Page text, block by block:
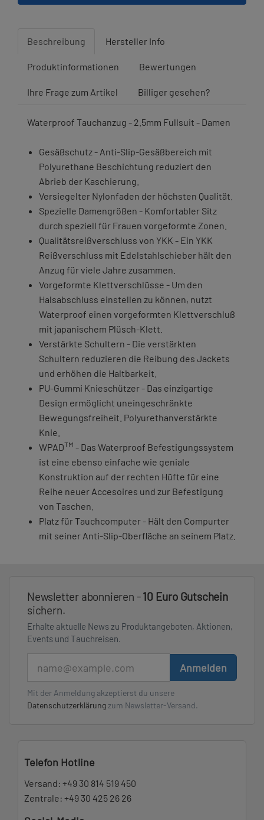
Beschreibung Hersteller Info
Produktinformationen Bewertungen
Ihre Frage zum Artikel Billiger gesehen?
Waterproof Tauchanzug - 2.5mm Fullsuit - Damen
Gesäßschutz - Anti-Slip-Gesäßbereich mit
Polyurethane Beschichtung reduziert den
Abrieb der Kaschierung.
Versiegelter Nylonfaden der höchsten Qualität.
Spezielle Damengrößen - Komfortabler Sitz
durch speziell für Frauen vorgeformte Zonen.
Qualitätsreißverschluss von YKK - Ein YKK
Reißverschluss mit Edelstahlschieber hält den
Anzug für viele Jahre zusammen.
Vorgeformte Klettverschlüsse - Um den
Halsabschluss einstellen zu können, nutzt
Waterproof einen vorgeformten Klettverschluß
mit japanischem Plüsch-Klett.
Verstärkte Schultern - Die verstärkten
Schultern reduzieren die Reibung des Jackets
und erhöhen die Haltbarkeit.
PU-Gummi Knieschützer - Das einzigartige
Design ermöglicht uneingeschränkte
Bewegungsfreiheit. Polyurethanverstärkte
Knie.
WPADTM - Das Waterproof Befestigungssystem
ist eine ebenso einfache wie geniale
Konstruktion auf der rechten Hüfte für eine
Reihe neuer Accesoires und zur Befestigung
von Taschen.
Platz für Tauchcomputer - Hält den Compurter
mit seiner Anti-Slip-Oberfläche an seinem Platz.
Newsletter abonnieren -10 Euro Gutschein
sichern.
Erhalte aktuelle News zu Produktangeboten, Aktionen,
Events und Tauchreisen.
Anmelden
Mit der Anmeldung akzeptierst du unsere
Datenschutzerklärung zum Newsletter-Versand.
Telefon Hotline
Versand: +49 30 814 519 450
Zentrale: +49 30 425 26 26